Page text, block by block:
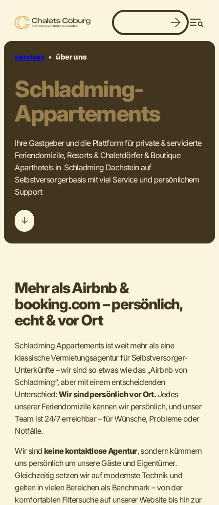
services • über uns
Schladming-
Appartements
Ihre Gastgeber und die Plattform für private & servicierte
Feriendomizile, Resorts & Chaletdörfer & Boutique
Aparthotels in Schladming Dachstein auf
Selbstversorgerbasis mit viel Service und persönlichem
Support
Mehr als Airbnb &
booking.com – persönlich,
echt & vor Ort
Schladming Appartements ist weit mehr als eine
klassische Vermietungsagentur für Selbstversorger-
Unterkünfte – wir sind so etwas wie das „Airbnb von
Schladming“, aber mit einem entscheidenden
Unterschied:Wir sind persönlich vor Ort.Jedes
unserer Feriendomizile kennen wir persönlich, und unser
Team ist 24/7 erreichbar – für Wünsche, Probleme oder
Notfälle.
Wir sind keine kontaktlose Agentur, sondern kümmern
uns persönlich um unsere Gäste und Eigentümer.
Gleichzeitig setzen wir auf modernste Technik und
gelten in vielen Bereichen als Benchmark – von der
komfortablen Filtersuche auf unserer Website bis hin zur